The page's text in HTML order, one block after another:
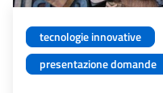
tecnologie innovative
presentazione domande